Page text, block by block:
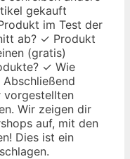
gekauft
im Test der
ab? ✓ Produkt
(gratis)
✓ Wie
vorgestellten
Wir zeigen dir
auf, mit den
Dies ist ein